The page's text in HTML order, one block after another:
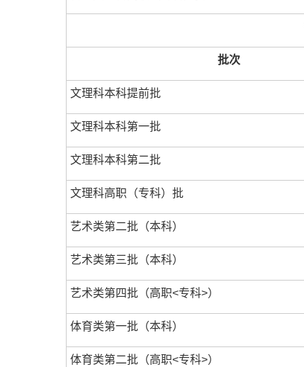
批次
文理科本科提前批
文理科本科第一批
文理科本科第二批
文理科高职（专科）批
艺术类第二批（本科）
艺术类第三批（本科）
艺术类第四批（高职<专科>）
体育类第一批（本科）
体育类第二批（高职<专科>）